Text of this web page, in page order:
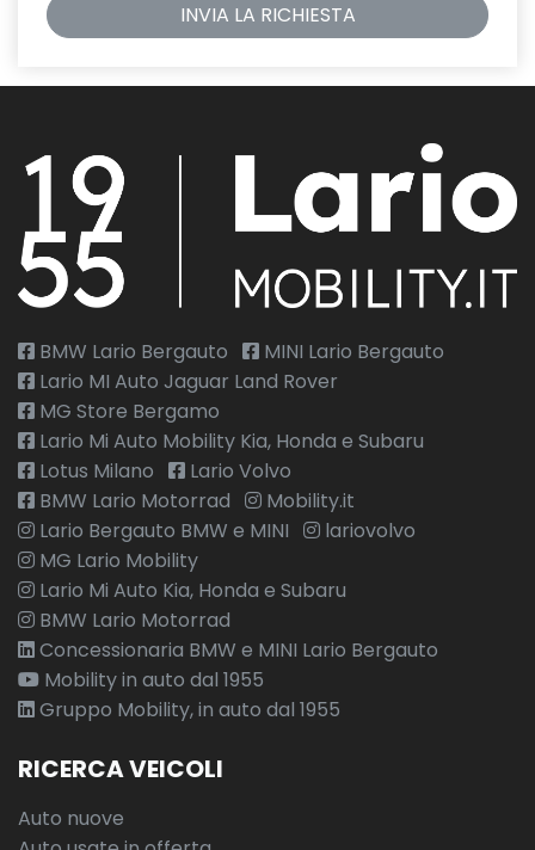
BMW Lario Bergauto
MINI Lario Bergauto
Lario MI Auto Jaguar Land Rover
MG Store Bergamo
Lario Mi Auto Mobility Kia, Honda e Subaru
Lotus Milano
Lario Volvo
BMW Lario Motorrad
Mobility.it
Lario Bergauto BMW e MINI
lariovolvo
MG Lario Mobility
Lario Mi Auto Kia, Honda e Subaru
BMW Lario Motorrad
Concessionaria BMW e MINI Lario Bergauto
Mobility in auto dal 1955
Gruppo Mobility, in auto dal 1955
RICERCA VEICOLI
Auto nuove